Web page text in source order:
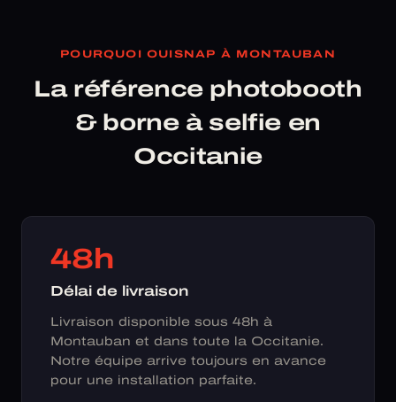
POURQUOI OUISNAP À MONTAUBAN
La référence photobooth
& borne à selfie en
Occitanie
48h
Délai de livraison
Livraison disponible sous 48h à
Montauban et dans toute la Occitanie.
Notre équipe arrive toujours en avance
pour une installation parfaite.